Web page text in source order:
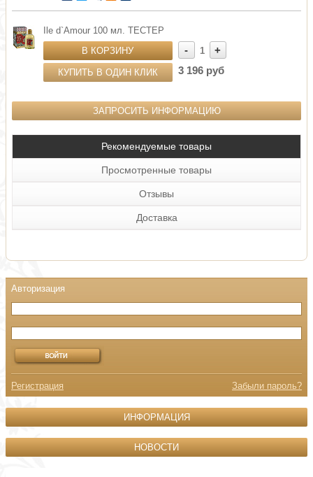
Ile d`Amour 100 мл. ТЕСТЕР
В КОРЗИНУ
КУПИТЬ В ОДИН КЛИК
- 1
+
3 196 руб
ЗАПРОСИТЬ ИНФОРМАЦИЮ
Рекомендуемые товары
Просмотренные товары
Отзывы
Доставка
Регистрация Забыли пароль?
ИНФОРМАЦИЯ
НОВОСТИ